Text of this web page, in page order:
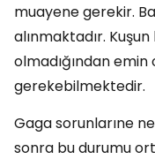
muayene gerekir.
alınmaktadır.
olmadığından
gerekebilmektedir.
Gaga sorunlarıne
sonra bu durumu